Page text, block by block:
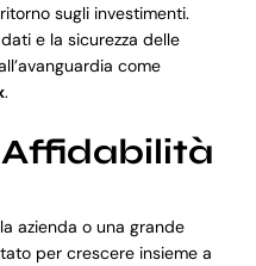
sugli investimenti.
e la sicurezza delle
come
.
azienda o una grande
per crescere insieme a